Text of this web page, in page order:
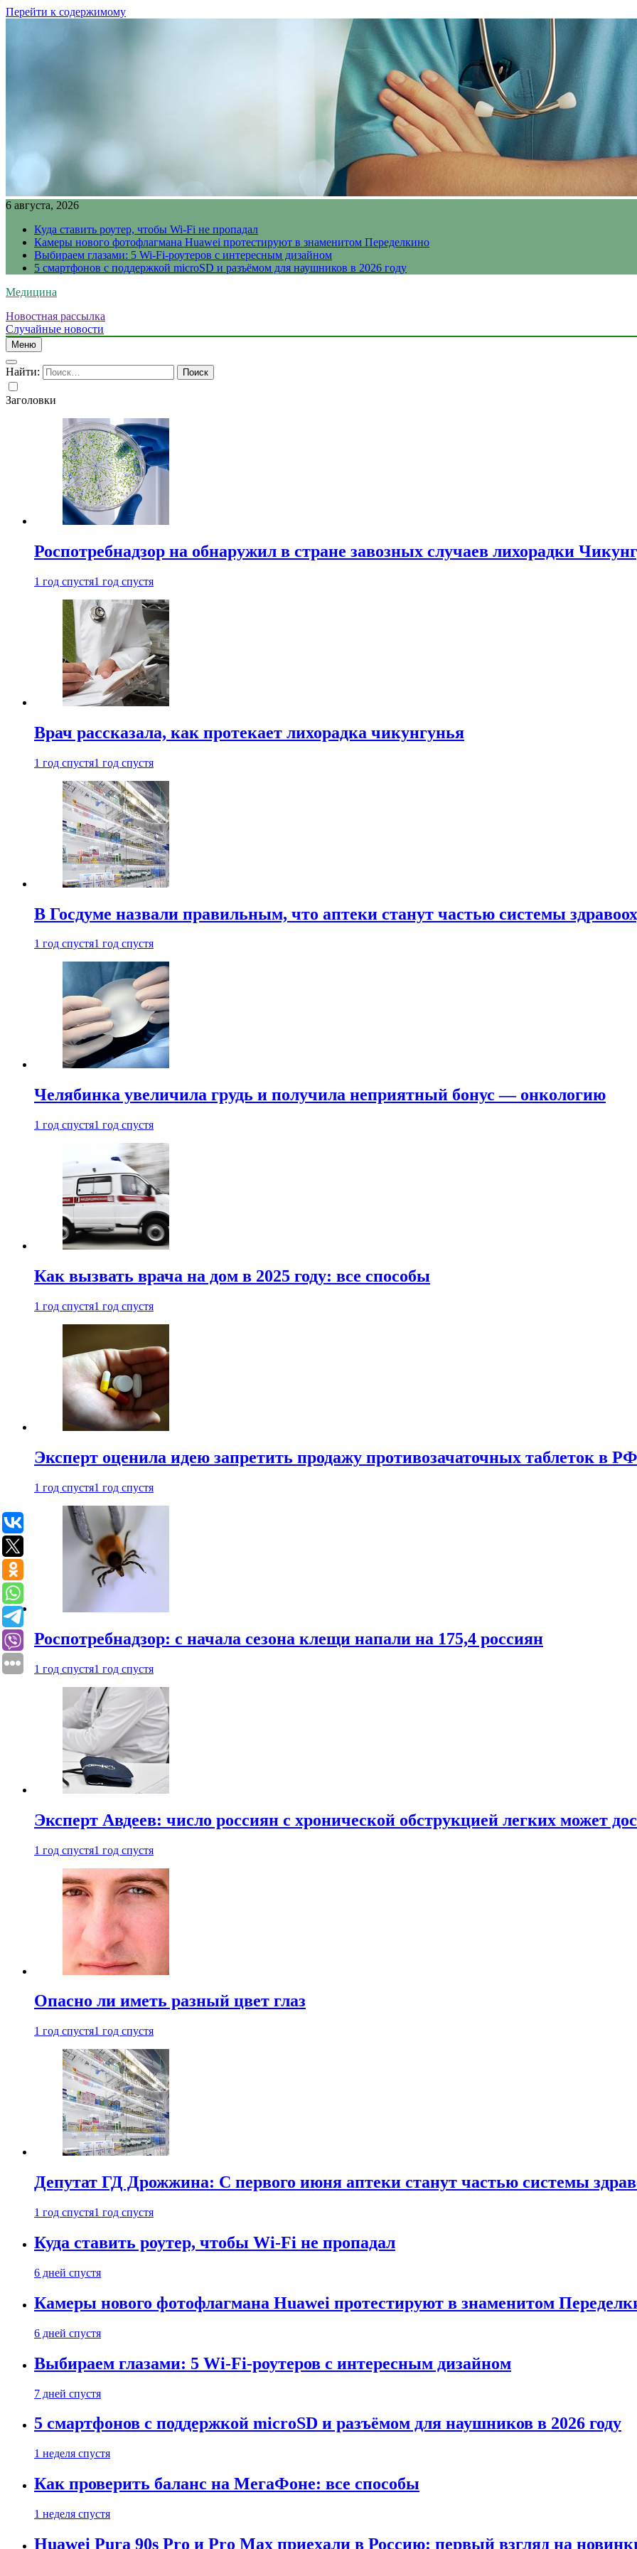
Перейти к содержимому
6 августа, 2026
Куда ставить роутер, чтобы Wi-Fi не пропадал
Камеры нового фотофлагмана Huawei протестируют в знаменитом Переделкино
Выбираем глазами: 5 Wi-Fi-роутеров с интересным дизайном
5 смартфонов с поддержкой microSD и разъёмом для наушников в 2026 году
Медицина
Новостная рассылка
Случайные новости
Меню
Найти:
Заголовки
Роспотребнадзор на обнаружил в стране завозных случаев лихорадки
1 год спустя1 год спустя
Врач рассказала, как протекает лихорадка чикунгунья
1 год спустя1 год спустя
В Госдуме назвали правильным, что аптеки станут частью системы
1 год спустя1 год спустя
Челябинка увеличила грудь и получила неприятный бонус — онкологию
1 год спустя1 год спустя
Как вызвать врача на дом в 2025 году: все способы
1 год спустя1 год спустя
Эксперт оценила идею запретить продажу противозачаточных таблеток в РФ
1 год спустя1 год спустя
Роспотребнадзор: с начала сезона клещи напали на 175,4 россиян
1 год спустя1 год спустя
Эксперт Авдеев: число россиян с хронической обструкцией легких может
1 год спустя1 год спустя
Опасно ли иметь разный цвет глаз
1 год спустя1 год спустя
Депутат ГД Дрожжина: С первого июня аптеки станут частью системы
1 год спустя1 год спустя
Куда ставить роутер, чтобы Wi-Fi не пропадал
6 дней спустя
Камеры нового фотофлагмана Huawei протестируют в знаменитом
6 дней спустя
Выбираем глазами: 5 Wi-Fi-роутеров с интересным дизайном
7 дней спустя
5 смартфонов с поддержкой microSD и разъёмом для наушников в 2026 году
1 неделя спустя
Как проверить баланс на МегаФоне: все способы
1 неделя спустя
Huawei Pura 90s Pro и Pro Max приехали в Россию: первый взгляд на